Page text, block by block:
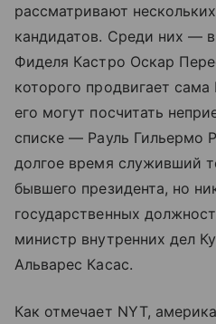
рассматривают
кандидатов. Среди них —
Фиделя Кастро Оскар
которого продвигает
его могут посчитать
списке — Рауль Гильермо
долгое время служивший
бывшего президента, но
государственных
министр внутренних дел
Альварес Касас.
Как отмечает NYT,